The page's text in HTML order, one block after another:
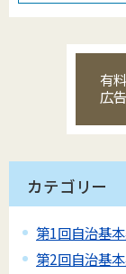
有料
広告
カテゴリー
第1回自治基
第2回自治基